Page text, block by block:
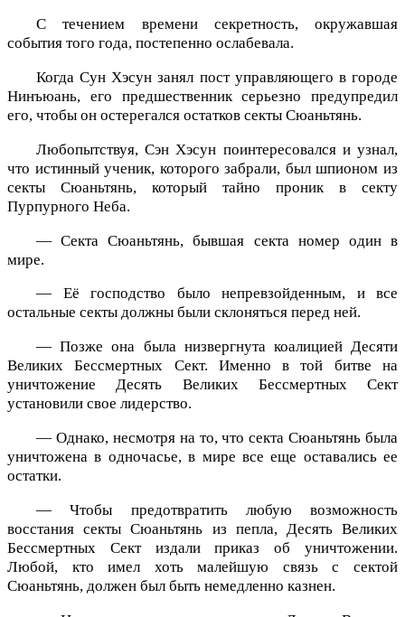
С течением времени секретность, окружавшая
события того года, постепенно ослабевала.
Когда Сун Хэсун занял пост управляющего в городе
Нинъюань, его предшественник серьезно предупредил
его, чтобы он остерегался остатков секты Сюаньтянь.
Любопытствуя, Сэн Хэсун поинтересовался и узнал,
что истинный ученик, которого забрали, был шпионом из
секты Сюаньтянь, который тайно проник в секту
Пурпурного Неба.
— Секта Сюаньтянь, бывшая секта номер один в
мире.
— Её господство было непревзойденным, и все
остальные секты должны были склоняться перед ней.
— Позже она была низвергнута коалицией Десяти
Великих Бессмертных Сект. Именно в той битве на
уничтожение Десять Великих Бессмертных Сект
установили свое лидерство.
— Однако, несмотря на то, что секта Сюаньтянь была
уничтожена в одночасье, в мире все еще оставались ее
остатки.
— Чтобы предотвратить любую возможность
восстания секты Сюаньтянь из пепла, Десять Великих
Бессмертных Сект издали приказ об уничтожении.
Любой, кто имел хоть малейшую связь с сектой
Сюаньтянь, должен был быть немедленно казнен.